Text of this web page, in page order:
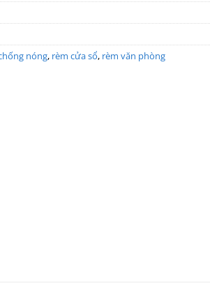
nóng, rèm cửa sổ, rèm văn phòng